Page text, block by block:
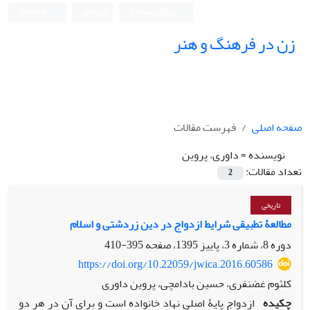
زن در فرهنگ و هنر
صفحه اصلی
فهرست مقالات
نویسنده =داوری، پروین
تعداد مقالات:
2
تاریخی
مطالعۀ تطبیقی شرایط ازدواج در دین زردشتی و اسلام
دوره 8، شماره 3، پاییز 1395، صفحه
395-410
https://doi.org/10.22059/jwica.2016.60586
کلثوم غضنفری، حسین بادامچی، پروین داوری
چکیده ازدواج پایۀ اصلی نهاد خانواده است و برای آن در هر دو